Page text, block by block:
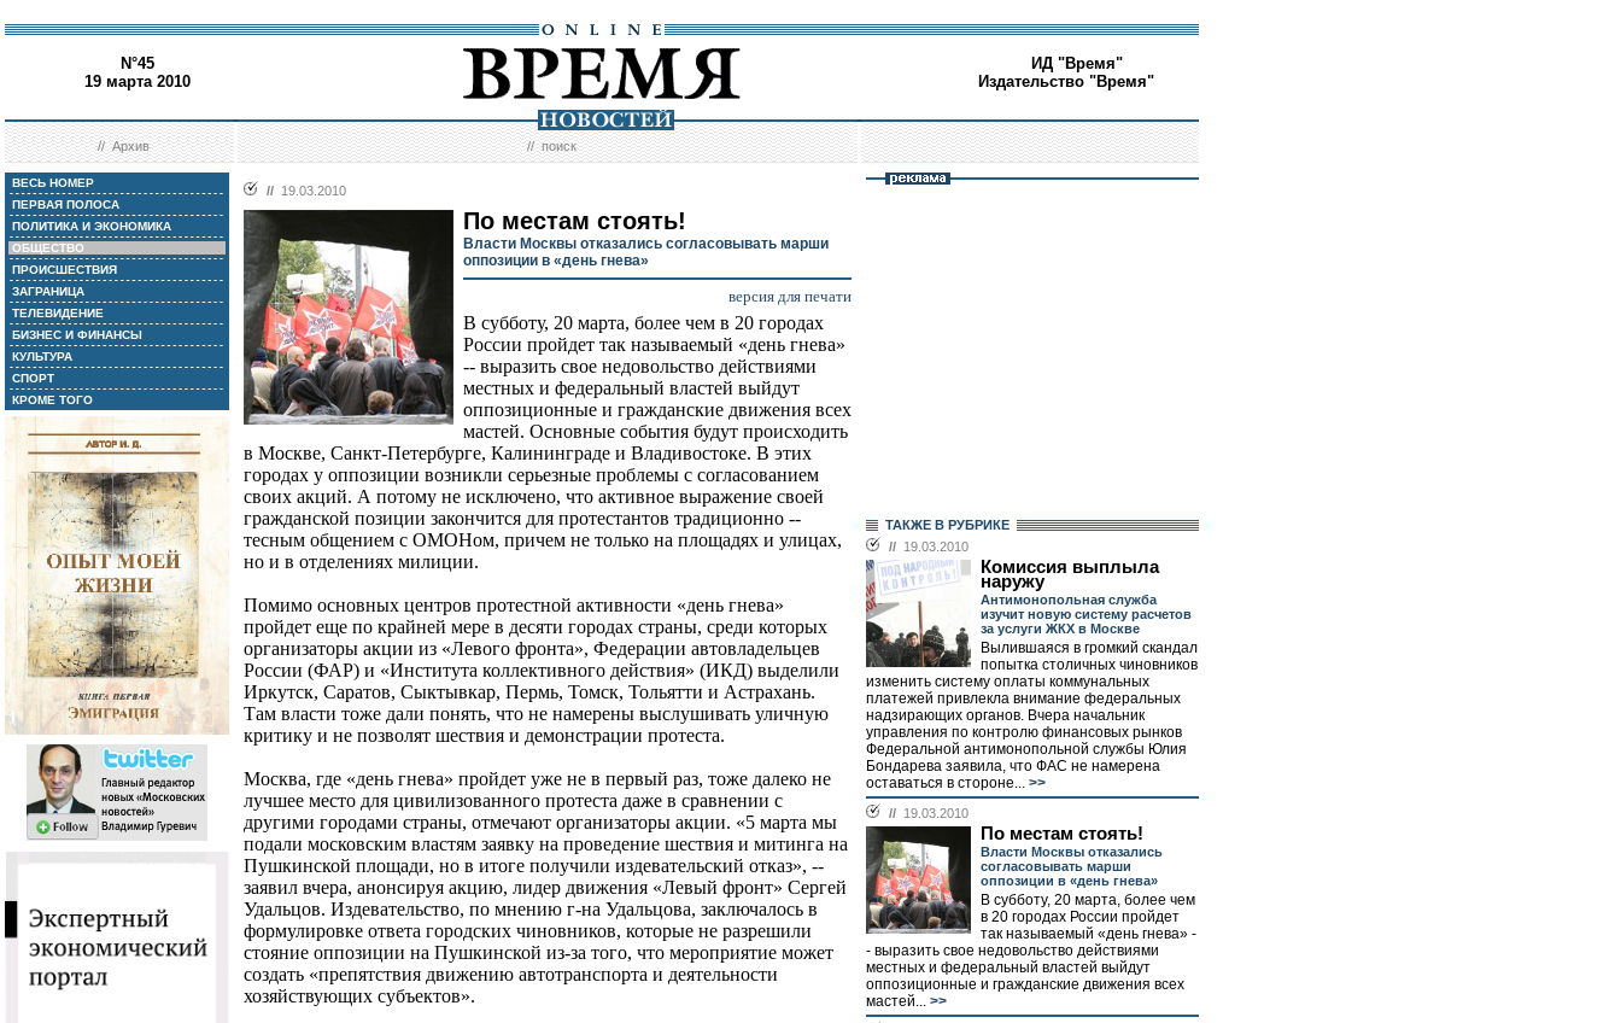
N°45
19 марта 2010
ИД "Время"
Издательство "Время"
//Архив //поиск
ВЕСЬ НОМЕР
ПЕРВАЯ ПОЛОСА
ПОЛИТИКА И ЭКОНОМИКА
ОБЩЕСТВО
ПРОИСШЕСТВИЯ
ЗАГРАНИЦА
ТЕЛЕВИДЕНИЕ
БИЗНЕС И ФИНАНСЫ
КУЛЬТУРА
СПОРТ
КРОМЕ ТОГО
// 19.03.2010
По местам стоять!
Власти Москвы отказались согласовывать марши
оппозиции в «день гнева»
версия для печати
В субботу, 20 марта, более чем в 20 городах
России пройдет так называемый «день гнева»
-- выразить свое недовольство действиями
местных и федеральный властей выйдут
оппозиционные и гражданские движения всех
мастей. Основные события будут происходить
в Москве, Санкт-Петербурге, Калининграде и Владивостоке. В этих
городах у оппозиции возникли серьезные проблемы с согласованием
своих акций. А потому не исключено, что активное выражение своей
гражданской позиции закончится для протестантов традиционно --
тесным общением с ОМОНом, причем не только на площадях и улицах,
но и в отделениях милиции.
Помимо основных центров протестной активности «день гнева»
пройдет еще по крайней мере в десяти городах страны, среди которых
организаторы акции из «Левого фронта», Федерации автовладельцев
России (ФАР) и «Института коллективного действия» (ИКД) выделили
Иркутск, Саратов, Сыктывкар, Пермь, Томск, Тольятти и Астрахань.
Там власти тоже дали понять, что не намерены выслушивать уличную
критику и не позволят шествия и демонстрации протеста.
Москва, где «день гнева» пройдет уже не в первый раз, тоже далеко не
лучшее место для цивилизованного протеста даже в сравнении с
другими городами страны, отмечают организаторы акции. «5 марта мы
подали московским властям заявку на проведение шествия и митинга на
Пушкинской площади, но в итоге получили издевательский отказ», --
заявил вчера, анонсируя акцию, лидер движения «Левый фронт» Сергей
Удальцов. Издевательство, по мнению г-на Удальцова, заключалось в
формулировке ответа городских чиновников, которые не разрешили
стояние оппозиции на Пушкинской из-за того, что мероприятие может
создать «препятствия движению автотранспорта и деятельности
хозяйствующих субъектов».
ТАКЖЕ В РУБРИКЕ
// 19.03.2010
Комиссия выплыла
наружу
Антимонопольная служба
изучит новую систему расчетов
за услуги ЖКХ в Москве
Вылившаяся в громкий скандал
попытка столичных чиновников
изменить систему оплаты коммунальных
платежей привлекла внимание федеральных
надзирающих органов. Вчера начальник
управления по контролю финансовых рынков
Федеральной антимонопольной службы Юлия
Бондарева заявила, что ФАС не намерена
оставаться в стороне... >>
// 19.03.2010
По местам стоять!
Власти Москвы отказались
согласовывать марши
оппозиции в «день гнева»
В субботу, 20 марта, более чем
в 20 городах России пройдет
так называемый «день гнева» -
- выразить свое недовольство действиями
местных и федеральный властей выйдут
оппозиционные и гражданские движения всех
мастей... >>